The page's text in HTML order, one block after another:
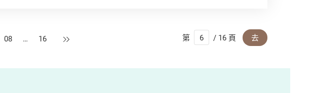
08 … 16 下一頁 第 / 16 頁 去